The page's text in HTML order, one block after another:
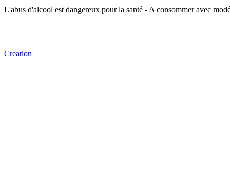
L'abus d'alcool est dangereux pour la santé - A consommer avec
Creation